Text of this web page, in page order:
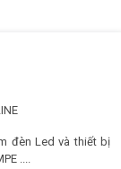
đèn Led và thiết bị
....